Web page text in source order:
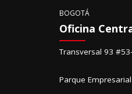
BOGOTÁ
Oficina
Transversal 93
Parque